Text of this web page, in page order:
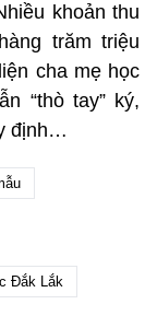
khoản thu
trăm triệu
cha mẹ học
“thò tay” ký,
định…
Đắk Lắk